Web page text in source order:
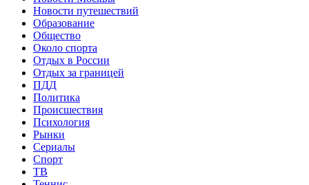
Новости путешествий
Образование
Общество
Около спорта
Отдых в России
Отдых за границей
ПДД
Политика
Происшествия
Психология
Рынки
Сериалы
Спорт
ТВ